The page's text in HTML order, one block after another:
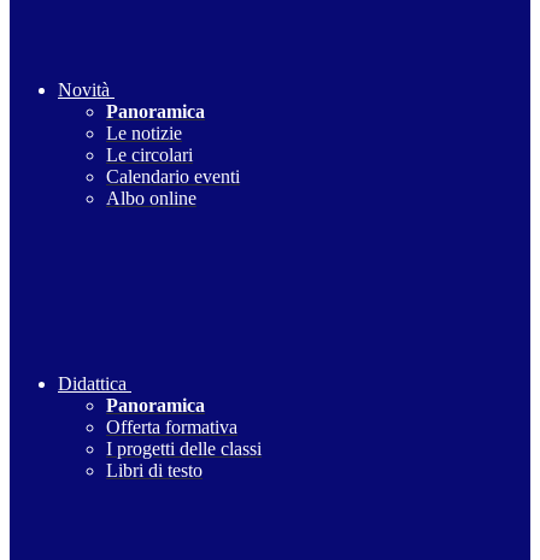
Novità
Panoramica
Le notizie
Le circolari
Calendario eventi
Albo online
Didattica
Panoramica
Offerta formativa
I progetti delle classi
Libri di testo